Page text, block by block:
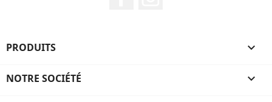
PRODUITS 
NOTRE SOCIÉTÉ 